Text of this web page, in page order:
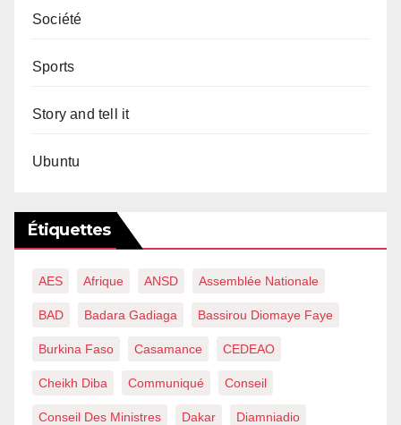
Société
Sports
Story and tell it
Ubuntu
Étiquettes
AES Afrique ANSD Assemblée Nationale
BAD Badara Gadiaga Bassirou Diomaye Faye
Burkina Faso Casamance CEDEAO
Cheikh Diba Communiqué Conseil
Conseil Des Ministres Dakar Diamniadio